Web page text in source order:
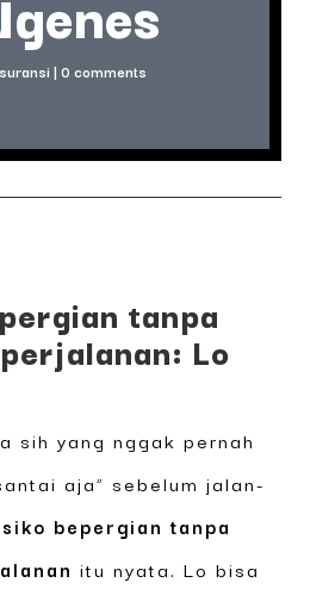
| 0 comments
tanpa
Lo
sih yang nggak pernah
aja” sebelum jalan-
bepergian tanpa
itu nyata. Lo bisa